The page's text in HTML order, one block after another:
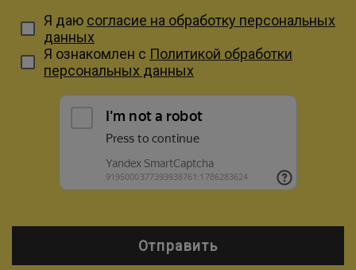
Я даю согласие на обработку персональных
данных
Я ознакомлен с Политикой обработки
персональных данных
Отправить